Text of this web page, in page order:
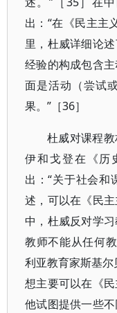
出：“在《民主主
里，杜威详细论
经验的构成包含
面是活动（尝试
果。”［36］
杜威对课程
伊和戈登在《历
出：“关于社会和
述，可以在《民
中，杜威反对学
教师不能从任何
利亚教育家斯基
想主要可以在《
他试图提供一些